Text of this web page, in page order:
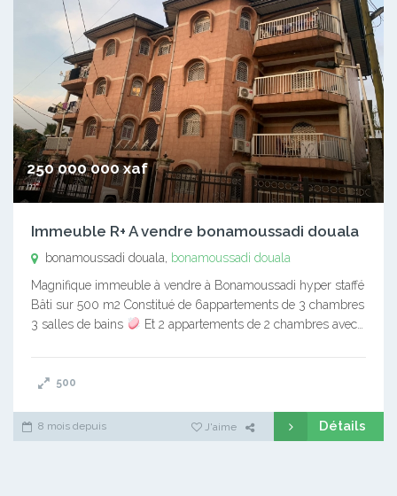
250 000 000 xaf
m²
Immeuble R+ A vendre bonamoussadi douala
bonamoussadi douala,
bonamoussadi douala
Magnifique immeuble à vendre à Bonamoussadi hyper staffé
Bâti sur 500 m2 Constitué de 6appartements de 3 chambres
3 salles de bains
Et 2 appartements de 2 chambres avec…
500
8 mois depuis J'aime Détails